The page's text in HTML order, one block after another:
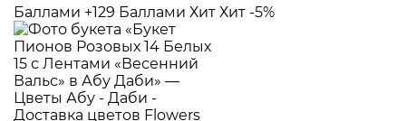
Баллами +129 Баллами Хит Хит -5%